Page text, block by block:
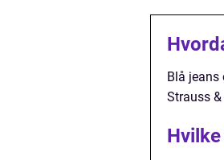
Blå jeans
Strauss